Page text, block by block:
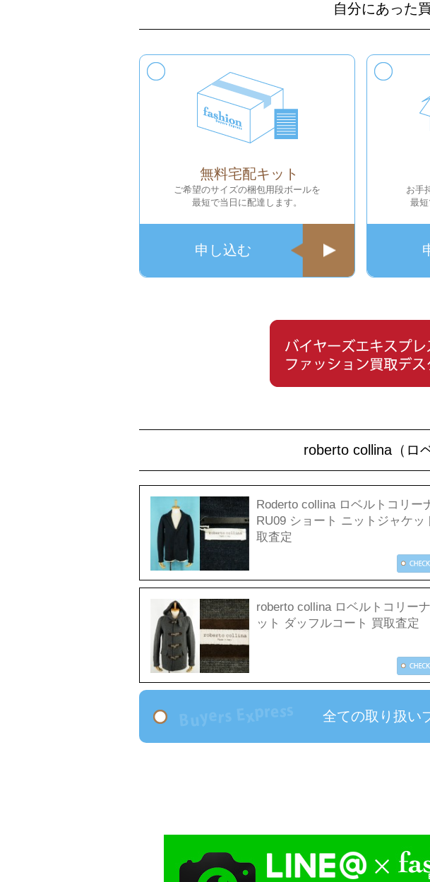
自分にあった
無料宅配キット
ご希望のサイズの梱包用段ボールを
最短で当日に配達します。
申し込む
お手
最短
roberto collina（ロ
Roderto collina ロベルトコリー
RU09 ショート ニットジャケッ
取査定
roberto collina ロベルトコリー
ット ダッフルコート 買取査定
全ての取り扱い